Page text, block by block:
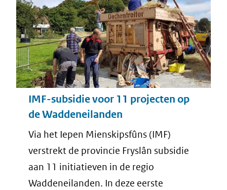
IMF-subsidie voor 11 projecten op
de Waddeneilanden
Via het Iepen Mienskipsfûns (IMF)
verstrekt de provincie Fryslân subsidie
aan 11 initiatieven in de regio
Waddeneilanden. In deze eerste